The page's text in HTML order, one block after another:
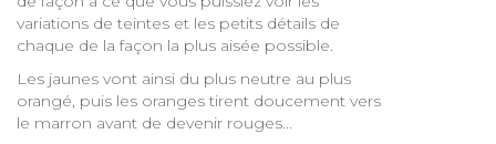
variations de teintes et les petits détails de
chaque de la façon la plus aisée possible.
Les jaunes vont ainsi du plus neutre au plus
orangé, puis les oranges tirent doucement vers
le marron avant de devenir rouges...